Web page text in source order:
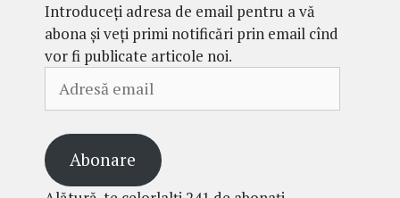
Introduceți adresa de email pentru a vă
abona și veți primi notificări prin email cînd
vor fi publicate articole noi.
email
Abonare